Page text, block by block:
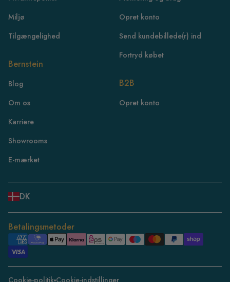
Miljø
Tilgængelighed
Bernstein
Blog
Om os
Karriere
Showrooms
E-mærket
Opret konto
Send kundebillede(r) ind
Fortryd købet
B2B
Opret konto
DK
IE
IT
NL
ES
DE
CH
DK
Betalingsmetoder
Cookie-politik Cookie-indstillinger